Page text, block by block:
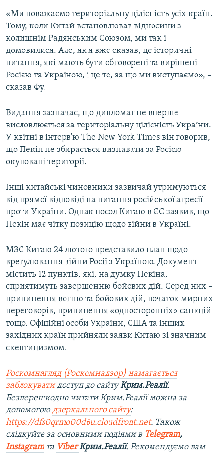
«Ми поважаємо територіальну цілісність усіх країн.
Тому, коли Китай встановлював відносини з
колишнім Радянським Союзом, ми так і
домовилися. Але, як я вже сказав, це історичні
питання, які мають бути обговорені та вирішені
Росією та Україною, і це те, за що ми виступаємо», –
сказав Фу.
Видання зазначає, що дипломат не вперше
висловлюється за територіальну цілісність України.
У квітні в інтерв'ю The New York Times він говорив,
що Пекін не збирається визнавати за Росією
окуповані території.
Інші китайські чиновники зазвичай утримуються
від прямої відповіді на питання російської агресії
проти України. Однак посол Китаю в ЄС заявив, що
Пекін має чітку позицію щодо війни в Україні.
МЗС Китаю 24 лютого представило план щодо
врегулювання війни Росії з Україною. Документ
містить 12 пунктів, які, на думку Пекіна,
сприятимуть завершенню бойових дій. Серед них –
припинення вогню та бойових дій, початок мирних
переговорів, припинення «односторонніх» санкцій
тощо. Офіційні особи України, США та інших
західних країн прийняли заяви Китаю зі значним
скептицизмом.
Роскомнагляд (Роскомнадзор) намагається
заблокуватидоступ до сайтуКрим.Реалії.
Безперешкодно читати Крим.Реалії можна за
допомогою дзеркального сайту:
https://dfs0qrmo00d6u.cloudfront.net. Також
слідкуйте за основними подіями в Telegram,
Instagramта ViberКрим.Реалії. Рекомендуємо вам